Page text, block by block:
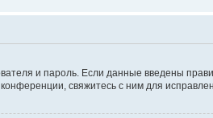
и пароль. Если данные введены
свяжитесь с ним для